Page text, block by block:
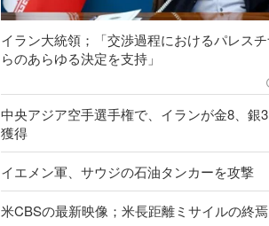
イラン大統領；「交渉過程におけるパレス
らのあらゆる決定を支持」
中央アジア空手選手権で、イランが金8、銀
獲得
イエメン軍、サウジの石油タンカーを攻撃
米CBSの最新映像；米長距離ミサイルの終